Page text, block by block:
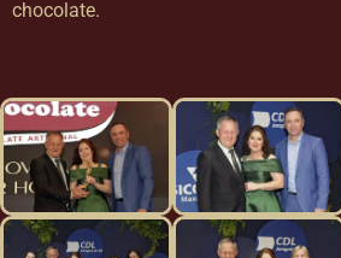
chocolate.